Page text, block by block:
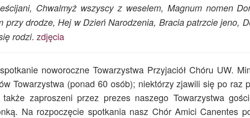
Chwalmyż wszyscy z weselem, Magnum nomen
drodze, Hej w Dzień Narodzenia, Bracia patrzcie jeno,
rodzi. zdjęcia
noworoczne Towarzystwa Przyjaciół Chóru UW.
Towarzystwa (ponad 60 osób); niektórzy zjawili się po raz
zaproszeni przez prezes naszego Towarzystwa
Na rozpoczęcie spotkania nasz Chór Amici Canentes